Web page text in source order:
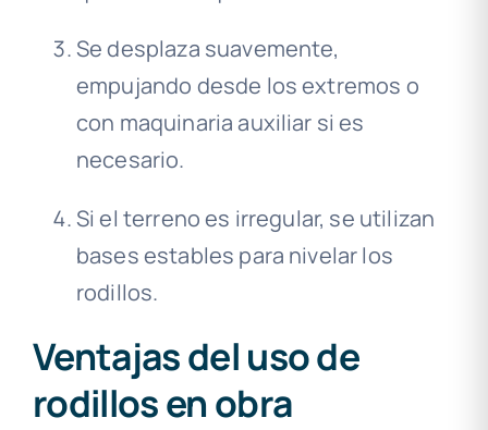
Se desplaza suavemente,
empujando desde los extremos o
con maquinaria auxiliar si es
necesario.
Si el terreno es irregular, se utilizan
bases estables para nivelar los
rodillos.
Ventajas del uso de
rodillos en obra